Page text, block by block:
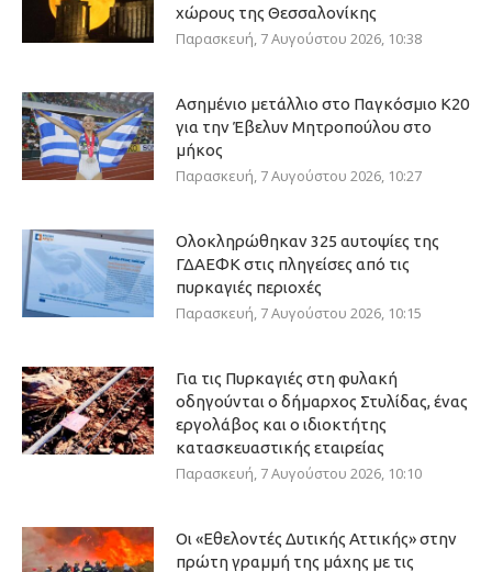
χώρους της Θεσσαλονίκης
Παρασκευή, 7 Αυγούστου 2026, 10:38
Ασημένιο μετάλλιο στο Παγκόσμιο Κ20
για την Έβελυν Μητροπούλου στο
μήκος
Παρασκευή, 7 Αυγούστου 2026, 10:27
Ολοκληρώθηκαν 325 αυτοψίες της
ΓΔΑΕΦΚ στις πληγείσες από τις
πυρκαγιές περιοχές
Παρασκευή, 7 Αυγούστου 2026, 10:15
Για τις Πυρκαγιές στη φυλακή
οδηγούνται ο δήμαρχος Στυλίδας, ένας
εργολάβος και ο ιδιοκτήτης
κατασκευαστικής εταιρείας
Παρασκευή, 7 Αυγούστου 2026, 10:10
Οι «Εθελοντές Δυτικής Αττικής» στην
πρώτη γραμμή της μάχης με τις